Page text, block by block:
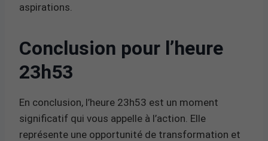
aspirations.
Conclusion pour l’heure
23h53
En conclusion, l’heure 23h53 est un moment
significatif qui vous appelle à l’action. Elle
représente une opportunité de transformation et